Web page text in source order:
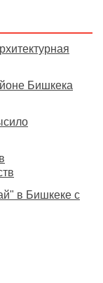
Бишкека
в Бишкеке с